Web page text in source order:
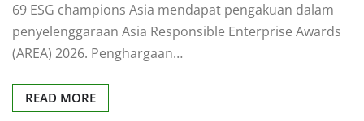
69 ESG champions Asia mendapat pengakuan dalam
penyelenggaraan Asia Responsible Enterprise Awards
(AREA) 2026. Penghargaan…
READ MORE